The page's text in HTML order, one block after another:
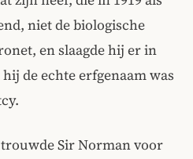
niet de biologische
en slaagde hij er in
de echte erfgenaam was
trouwde Sir Norman voor